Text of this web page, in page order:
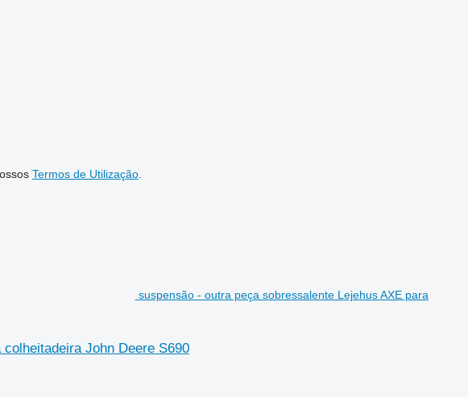
Termos de Utilização.
suspensão - outra peça sobressalente Lejehus AXE para
John Deere S690